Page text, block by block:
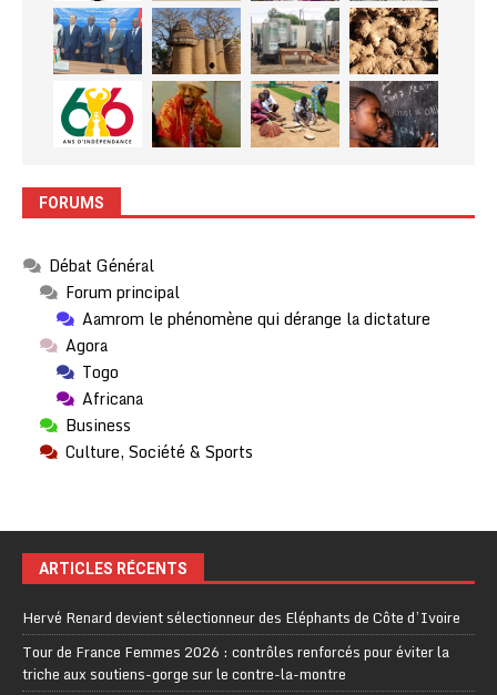
FORUMS
Débat Général
Forum principal
Aamrom le phénomène qui dérange la dictature
Agora
Togo
Africana
Business
Culture, Société & Sports
ARTICLES RÉCENTS
Hervé Renard devient sélectionneur des Eléphants de Côte d’Ivoire
Tour de France Femmes 2026 : contrôles renforcés pour éviter la
triche aux soutiens-gorge sur le contre-la-montre